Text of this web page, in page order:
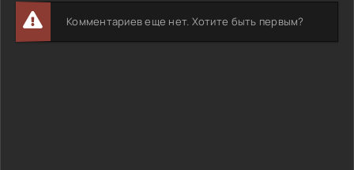
Комментариев еще нет. Хотите быть первым?